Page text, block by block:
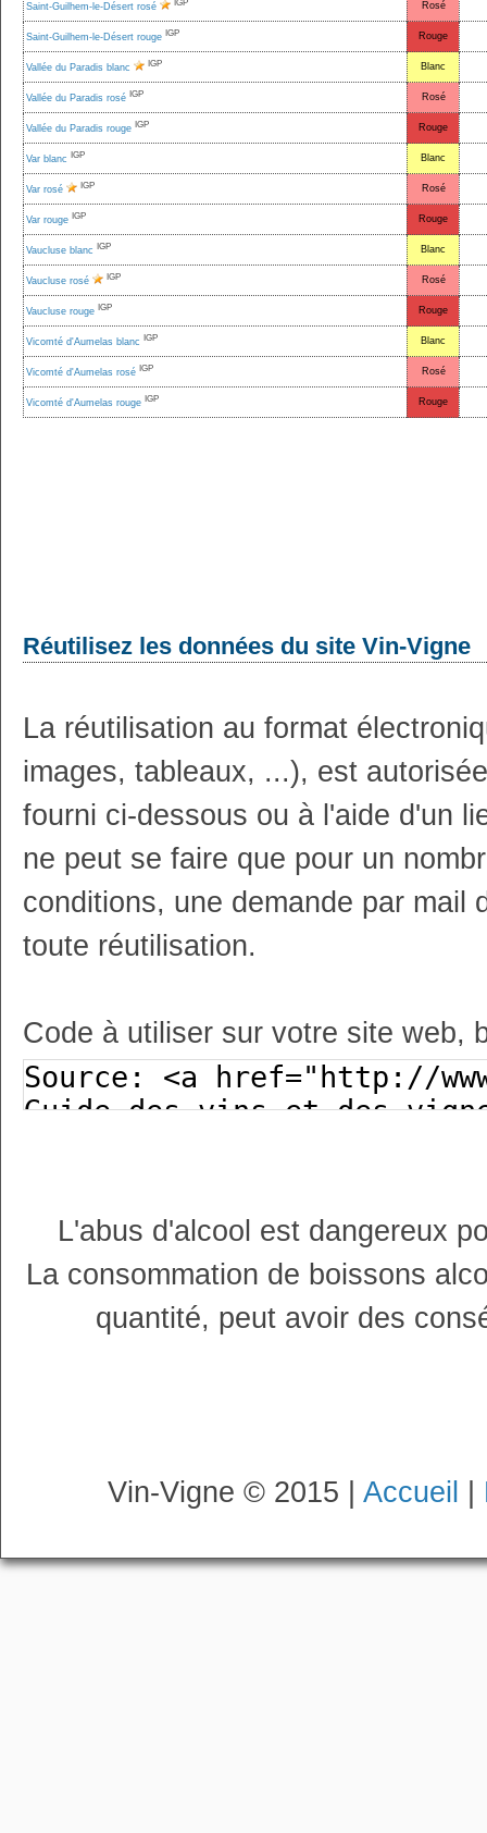
Saint-Guilhem-le-Désert rosé IGP Rosé
Saint-Guilhem-le-Désert rouge IGP Rouge
Vallée du Paradis blanc IGP Blanc
Vallée du Paradis rosé IGP Rosé
Vallée du Paradis rouge IGP Rouge
Var blanc IGP Blanc
Var rosé IGP Rosé
Var rouge IGP Rouge
Vaucluse blanc IGP Blanc
Vaucluse rosé IGP Rosé
Vaucluse rouge IGP Rouge
Vicomté d'Aumelas blanc IGP Blanc
Vicomté d'Aumelas rosé IGP Rosé
Vicomté d'Aumelas rouge IGP Rouge
Réutilisez les données du site Vin-Vigne
La réutilisation au format
images, tableaux, ...), est
fourni ci-dessous ou à l'aide d'un
ne peut se faire que pour un
conditions, une demande par mail
toute réutilisation.
Code à utiliser sur votre site web,
L'abus d'alcool est dangereux
La consommation de boissons
quantité, peut avoir des
Vin-Vigne © 2015 | Accueil